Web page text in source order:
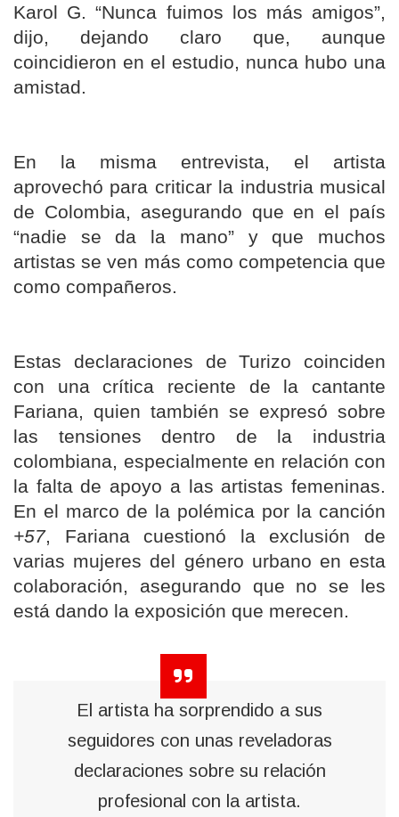
Karol G. “Nunca fuimos los más amigos”,
dijo, dejando claro que, aunque
coincidieron en el estudio, nunca hubo una
amistad.
En la misma entrevista, el artista
aprovechó para criticar la industria musical
de Colombia, asegurando que en el país
“nadie se da la mano” y que muchos
artistas se ven más como competencia que
como compañeros.
Estas declaraciones de Turizo coinciden
con una crítica reciente de la cantante
Fariana, quien también se expresó sobre
las tensiones dentro de la industria
colombiana, especialmente en relación con
la falta de apoyo a las artistas femeninas.
En el marco de la polémica por la canción
+57, Fariana cuestionó la exclusión de
varias mujeres del género urbano en esta
colaboración, asegurando que no se les
está dando la exposición que merecen.
El artista ha sorprendido a sus
seguidores con unas reveladoras
declaraciones sobre su relación
profesional con la artista.